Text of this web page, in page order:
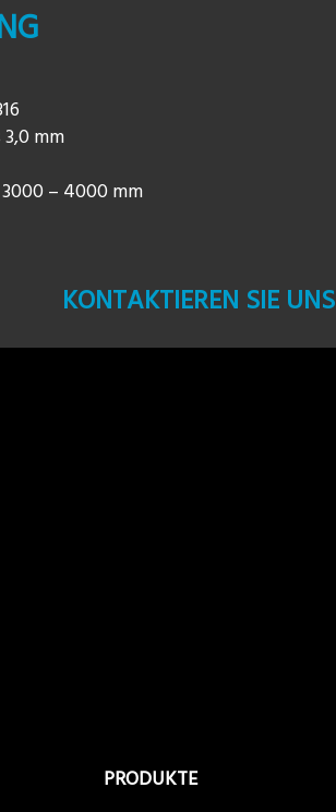
mm
– 4000 mm
KONTAKTIEREN SIE UNS
PRODUKTE